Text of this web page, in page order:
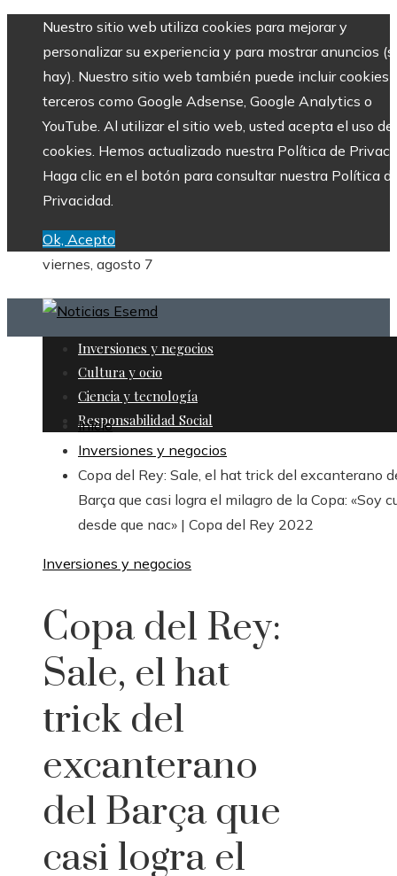
Nuestro sitio web utiliza cookies para mejorar y
personalizar su experiencia y para mostrar anuncios
hay). Nuestro sitio web también puede incluir cookies
terceros como Google Adsense, Google Analytics o
YouTube. Al utilizar el sitio web, usted acepta el uso de
cookies. Hemos actualizado nuestra Política de
Haga clic en el botón para consultar nuestra Política
Privacidad.
Ok, Acepto
viernes, agosto 7
Inversiones y negocios
Cultura y ocio
Ciencia y tecnología
Responsabilidad Social
Inicio
Inversiones y negocios
Copa del Rey: Sale, el hat trick del excanterano
Barça que casi logra el milagro de la Copa: «Soy
desde que nac» | Copa del Rey 2022
Inversiones y negocios
Copa del Rey:
Sale, el hat
trick del
excanterano
del Barça que
casi logra el